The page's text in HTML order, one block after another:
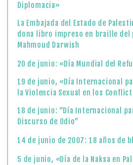
Diplomacia»
La Embajada del Estado de
dona libro impreso en braille del
Mahmoud Darwish
20 de junio: «Día Mundial del
19 de junio, «Día Internacional
la Violencia Sexual en los
18 de junio: “Día Internacional
Discurso de Odio”
14 de junio de 2007: 18 años de
5 de junio, «Día de la Naksa en